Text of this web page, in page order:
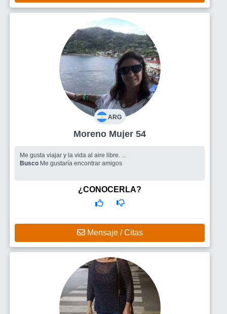
ARG
Moreno Mujer 54
Me gusta viajar y la vida al aire libre. ...
Busco Me gustaría encontrar amigos
¿CONOCERLA?
Mensaje / Citas